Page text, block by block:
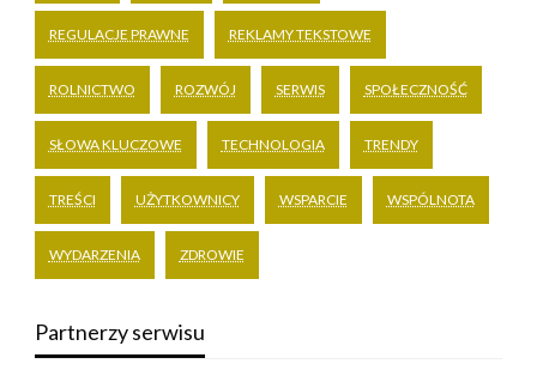
REGULACJE PRAWNE REKLAMY TEKSTOWE
ROLNICTWO ROZWÓJ SERWIS SPOŁECZNOŚĆ
SŁOWA KLUCZOWE TECHNOLOGIA TRENDY
TREŚCI UŻYTKOWNICY WSPARCIE WSPÓLNOTA
WYDARZENIA ZDROWIE
Partnerzy serwisu